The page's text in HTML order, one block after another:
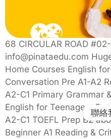
68 CIRCULAR ROAD
info@pinataedu.com
Home Courses English
Conversation Pre A1-A2
A2-C1 Primary Grammar
English for Teenagers
A2-C1 TOEFL Prep B2
Beginner A1 Reading &
聯絡